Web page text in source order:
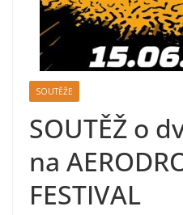
SOUTĚŽE
SOUTĚŽ o
na
FESTIVAL